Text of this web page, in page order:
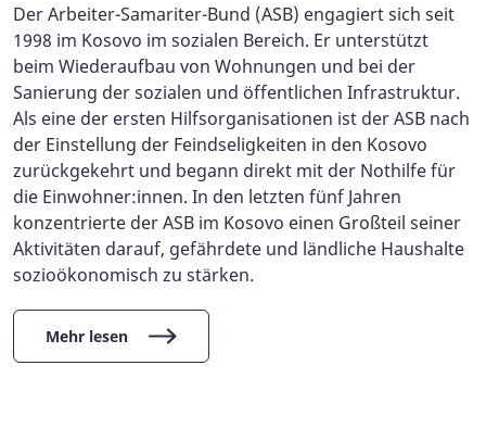
Der Arbeiter-Samariter-Bund (ASB) engagiert sich seit
1998 im Kosovo im sozialen Bereich. Er unterstützt
beim Wiederaufbau von Wohnungen und bei der
Sanierung der sozialen und öffentlichen Infrastruktur.
Als eine der ersten Hilfsorganisationen ist der ASB nach
der Einstellung der Feindseligkeiten in den Kosovo
zurückgekehrt und begann direkt mit der Nothilfe für
die Einwohner:innen. In den letzten fünf Jahren
konzentrierte der ASB im Kosovo einen Großteil seiner
Aktivitäten darauf, gefährdete und ländliche Haushalte
sozioökonomisch zu stärken.
Mehr lesen